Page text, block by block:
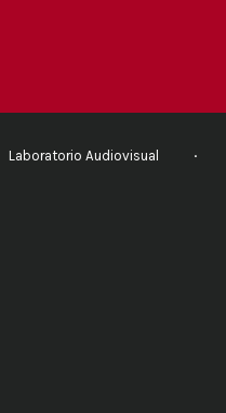
Laboratorio Audiovisual